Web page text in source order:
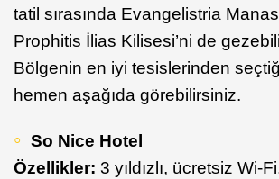
tatil sırasında Evangelistria
Prophitis İlias Kilisesi’ni de
Bölgenin en iyi tesislerinden
hemen aşağıda görebilirsiniz.
So Nice Hotel
Özellikler: 3 yıldızlı, ücretsiz Wi-